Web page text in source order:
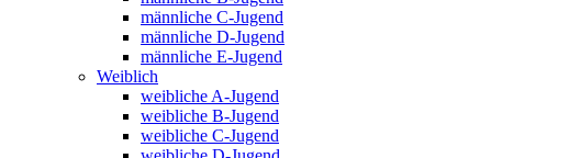
männliche C-Jugend
männliche D-Jugend
männliche E-Jugend
Weiblich
weibliche A-Jugend
weibliche B-Jugend
weibliche C-Jugend